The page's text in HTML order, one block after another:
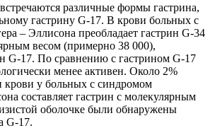
различные формы гастрина,
гастрину G-17. В крови больных с
– Эллисона преобладает гастрин G-34
весом (примерно 38 000),
G-17. По сравнению с гастрином G-17
менее активен. Около 2%
крови у больных с синдромом
составляет гастрин с молекулярным
оболочке были обнаружены
G-17.